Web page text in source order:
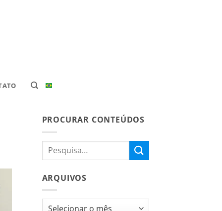
PROCURAR CONTEÚDOS
ARQUIVOS
Arquivos